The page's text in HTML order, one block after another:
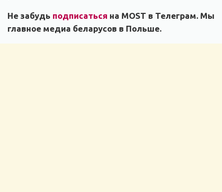
Не забудь подписаться на MOST в Телеграм. Мы
главное медиа беларусов в Польше.